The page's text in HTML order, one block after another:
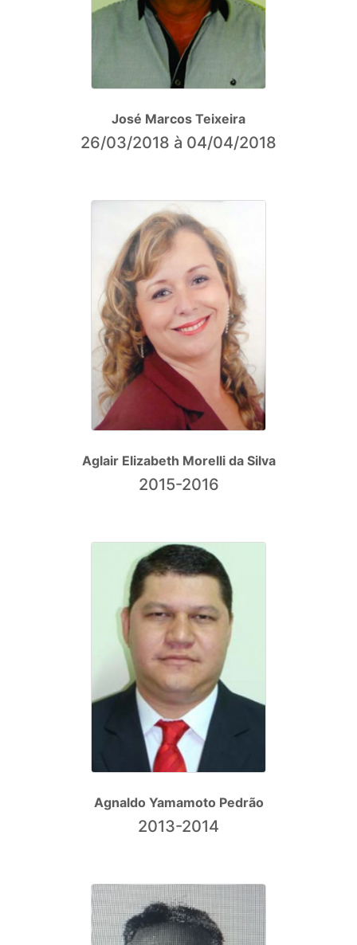
José Marcos Teixeira
26/03/2018 à 04/04/2018
Aglair Elizabeth Morelli da Silva
2015-2016
Agnaldo Yamamoto Pedrão
2013-2014